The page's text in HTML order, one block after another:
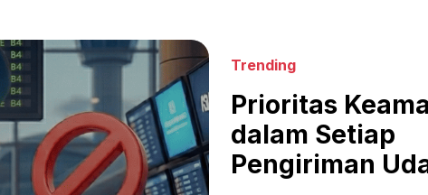
Trending
Prioritas
dalam Setiap
Pengiriman